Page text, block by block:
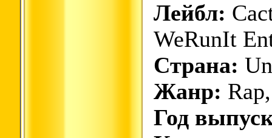
Лейбл:
WeRunIt
Страна:
Жанр:
Год